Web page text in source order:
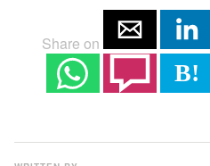
Share on
B!